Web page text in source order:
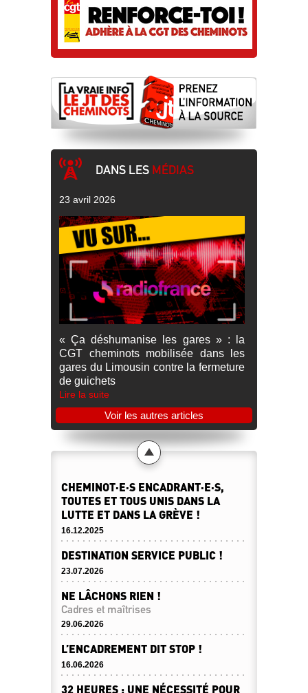
DANS LES MÉDIAS
23 avril 2026
« Ça déshumanise les gares » : la
CGT cheminots mobilisée dans les
gares du Limousin contre la fermeture
de guichets
Lire la suite
Voir les autres articles
CHEMINOT·E·S ENCADRANT·E·S,
TOUTES ET TOUS UNIS DANS LA
LUTTE ET DANS LA GRÈVE !
16.12.2025
DESTINATION SERVICE PUBLIC !
23.07.2026
NE LÂCHONS RIEN !
Cadres et maîtrises
29.06.2026
L’ENCADREMENT DIT STOP !
16.06.2026
32 HEURES : UNE NÉCESSITÉ POUR